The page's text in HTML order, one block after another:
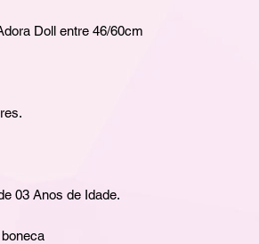
Doll entre 46/60cm
03 Anos de Idade.